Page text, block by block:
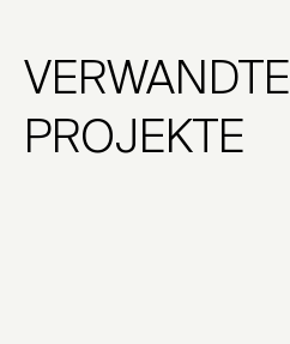
VERWANDTE
PROJEKTE